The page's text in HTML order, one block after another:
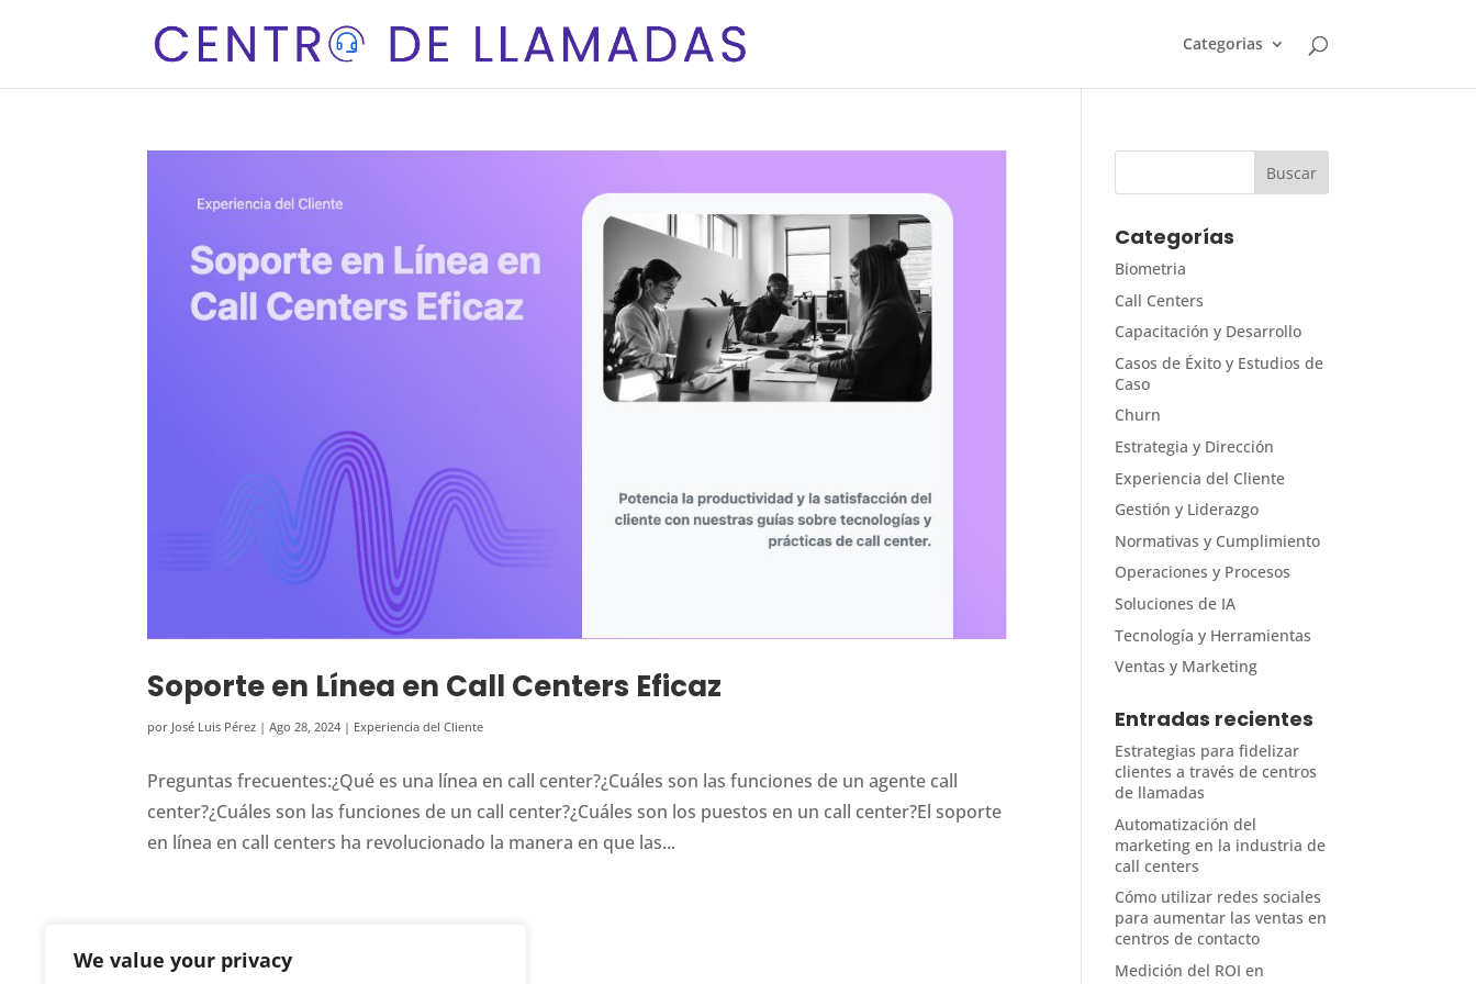
We value your privacy
Categorias
Soporte en Línea en Call Centers Eficaz
por José Luis Pérez |Ago 28, 2024 | Experiencia del Cliente
Preguntas frecuentes:¿Qué es una línea en call center?¿Cuáles son las funciones de un agente call
center?¿Cuáles son las funciones de un call center?¿Cuáles son los puestos en un call center?El soporte
en línea en call centers ha revolucionado la manera en que las...
Categorías
Biometria
Call Centers
Capacitación y Desarrollo
Casos de Éxito y Estudios de
Caso
Churn
Estrategia y Dirección
Experiencia del Cliente
Gestión y Liderazgo
Normativas y Cumplimiento
Operaciones y Procesos
Soluciones de IA
Tecnología y Herramientas
Ventas y Marketing
Entradas recientes
Estrategias para fidelizar
clientes a través de centros
de llamadas
Automatización del
marketing en la industria de
call centers
Cómo utilizar redes sociales
para aumentar las ventas en
centros de contacto
Medición del ROI en